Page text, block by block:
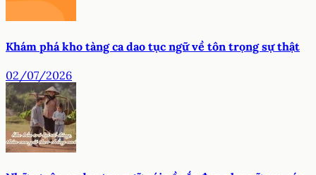
Khám phá kho tàng ca dao tục ngữ về tôn trọng sự thật
02/07/2026